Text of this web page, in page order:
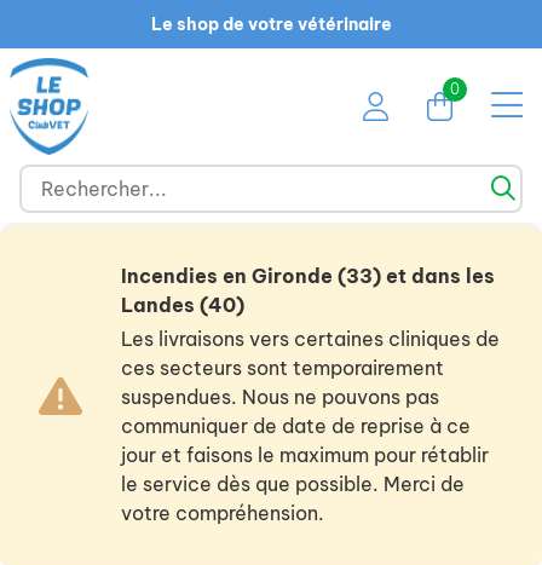
Le shop de votre vétérinaire
0
Incendies en Gironde (33) et dans les
Landes (40)
Les livraisons vers certaines cliniques de
ces secteurs sont temporairement
suspendues. Nous ne pouvons pas
communiquer de date de reprise à ce
jour et faisons le maximum pour rétablir
le service dès que possible. Merci de
votre compréhension.